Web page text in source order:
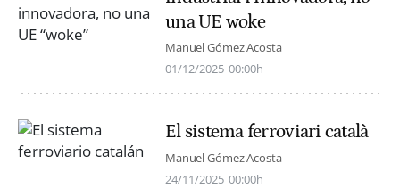
una UE woke
Manuel Gómez Acosta
01/12/2025 00:00h
El sistema ferroviari català
Manuel Gómez Acosta
24/11/2025 00:00h